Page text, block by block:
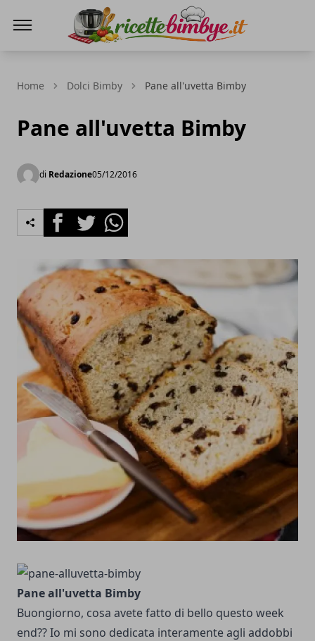
Home Dolci Bimby Pane all'uvetta Bimby
Pane all'uvetta Bimby
di Redazione05/12/2016
FacebookTwitterWhatsapp
Pane all'uvetta Bimby
Buongiorno, cosa avete fatto di bello questo week
end?? Io mi sono dedicata interamente agli addobbi